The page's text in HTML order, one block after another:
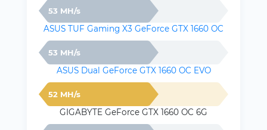
53 MH/s
ASUS TUF Gaming X3 GeForce GTX 1660 OC
53 MH/s
ASUS Dual GeForce GTX 1660 OC EVO
52 MH/s
GIGABYTE GeForce GTX 1660 OC 6G